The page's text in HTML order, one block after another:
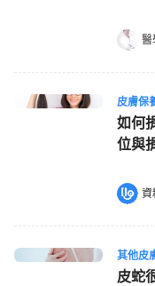
醫
皮膚保
如何
位與
資
其他皮
皮蛇